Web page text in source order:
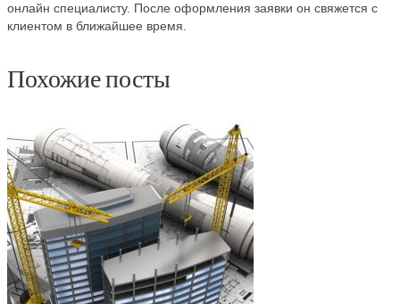
онлайн специалисту. После оформления заявки он свяжется с
клиентом в ближайшее время.
Похожие посты